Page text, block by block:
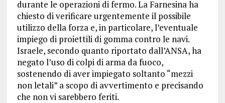
durante le operazioni di fermo. La Farnesina ha
chiesto di verificare urgentemente il possibile
utilizzo della forza e, in particolare, l’eventuale
impiego di proiettili di gomma contro le navi.
Israele, secondo quanto riportato dall’ANSA, ha
negato l’uso di colpi di arma da fuoco,
sostenendo di aver impiegato soltanto “mezzi
non letali” a scopo di avvertimento e precisando
che non vi sarebbero feriti.